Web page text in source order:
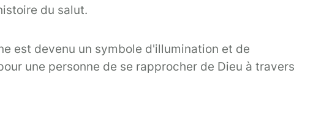
du salut.
est devenu un symbole d'illumination et de
une personne de se rapprocher de Dieu à travers